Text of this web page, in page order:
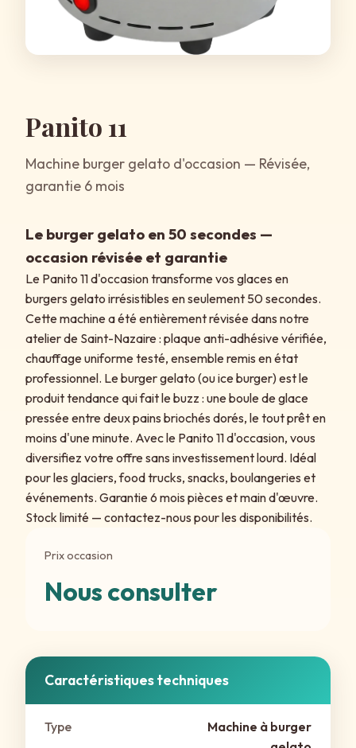
Panito 11
Machine burger gelato d'occasion — Révisée,
garantie 6 mois
Le burger gelato en 50 secondes —
occasion révisée et garantie
Le Panito 11 d'occasion transforme vos glaces en
burgers gelato irrésistibles en seulement 50 secondes.
Cette machine a été entièrement révisée dans notre
atelier de Saint-Nazaire : plaque anti-adhésive vérifiée,
chauffage uniforme testé, ensemble remis en état
professionnel. Le burger gelato (ou ice burger) est le
produit tendance qui fait le buzz : une boule de glace
pressée entre deux pains briochés dorés, le tout prêt en
moins d'une minute. Avec le Panito 11 d'occasion, vous
diversifiez votre offre sans investissement lourd. Idéal
pour les glaciers, food trucks, snacks, boulangeries et
événements. Garantie 6 mois pièces et main d'œuvre.
Stock limité — contactez-nous pour les disponibilités.
Prix occasion
Nous consulter
Caractéristiques techniques
Type
Machine à burger